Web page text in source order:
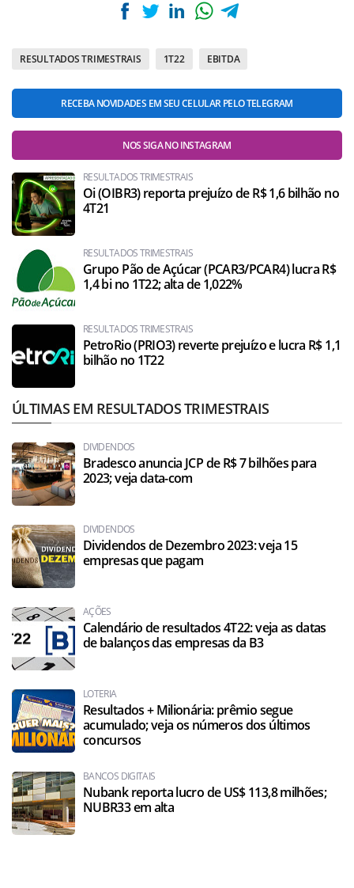
RESULTADOS TRIMESTRAIS 1T22 EBITDA
RECEBA NOVIDADES EM SEU CELULAR PELO TELEGRAM
NOS SIGA NO INSTAGRAM
RESULTADOS TRIMESTRAIS
Oi (OIBR3) reporta prejuízo de R$ 1,6 bilhão no
4T21
RESULTADOS TRIMESTRAIS
Grupo Pão de Açúcar (PCAR3/PCAR4) lucra R$
1,4 bi no 1T22; alta de 1,022%
RESULTADOS TRIMESTRAIS
PetroRio (PRIO3) reverte prejuízo e lucra R$ 1,1
bilhão no 1T22
ÚLTIMAS EM RESULTADOS TRIMESTRAIS
DIVIDENDOS
Bradesco anuncia JCP de R$ 7 bilhões para
2023; veja data-com
DIVIDENDOS
Dividendos de Dezembro 2023: veja 15
empresas que pagam
AÇÕES
Calendário de resultados 4T22: veja as datas
de balanços das empresas da B3
LOTERIA
Resultados + Milionária: prêmio segue
acumulado; veja os números dos últimos
concursos
BANCOS DIGITAIS
Nubank reporta lucro de US$ 113,8 milhões;
NUBR33 em alta